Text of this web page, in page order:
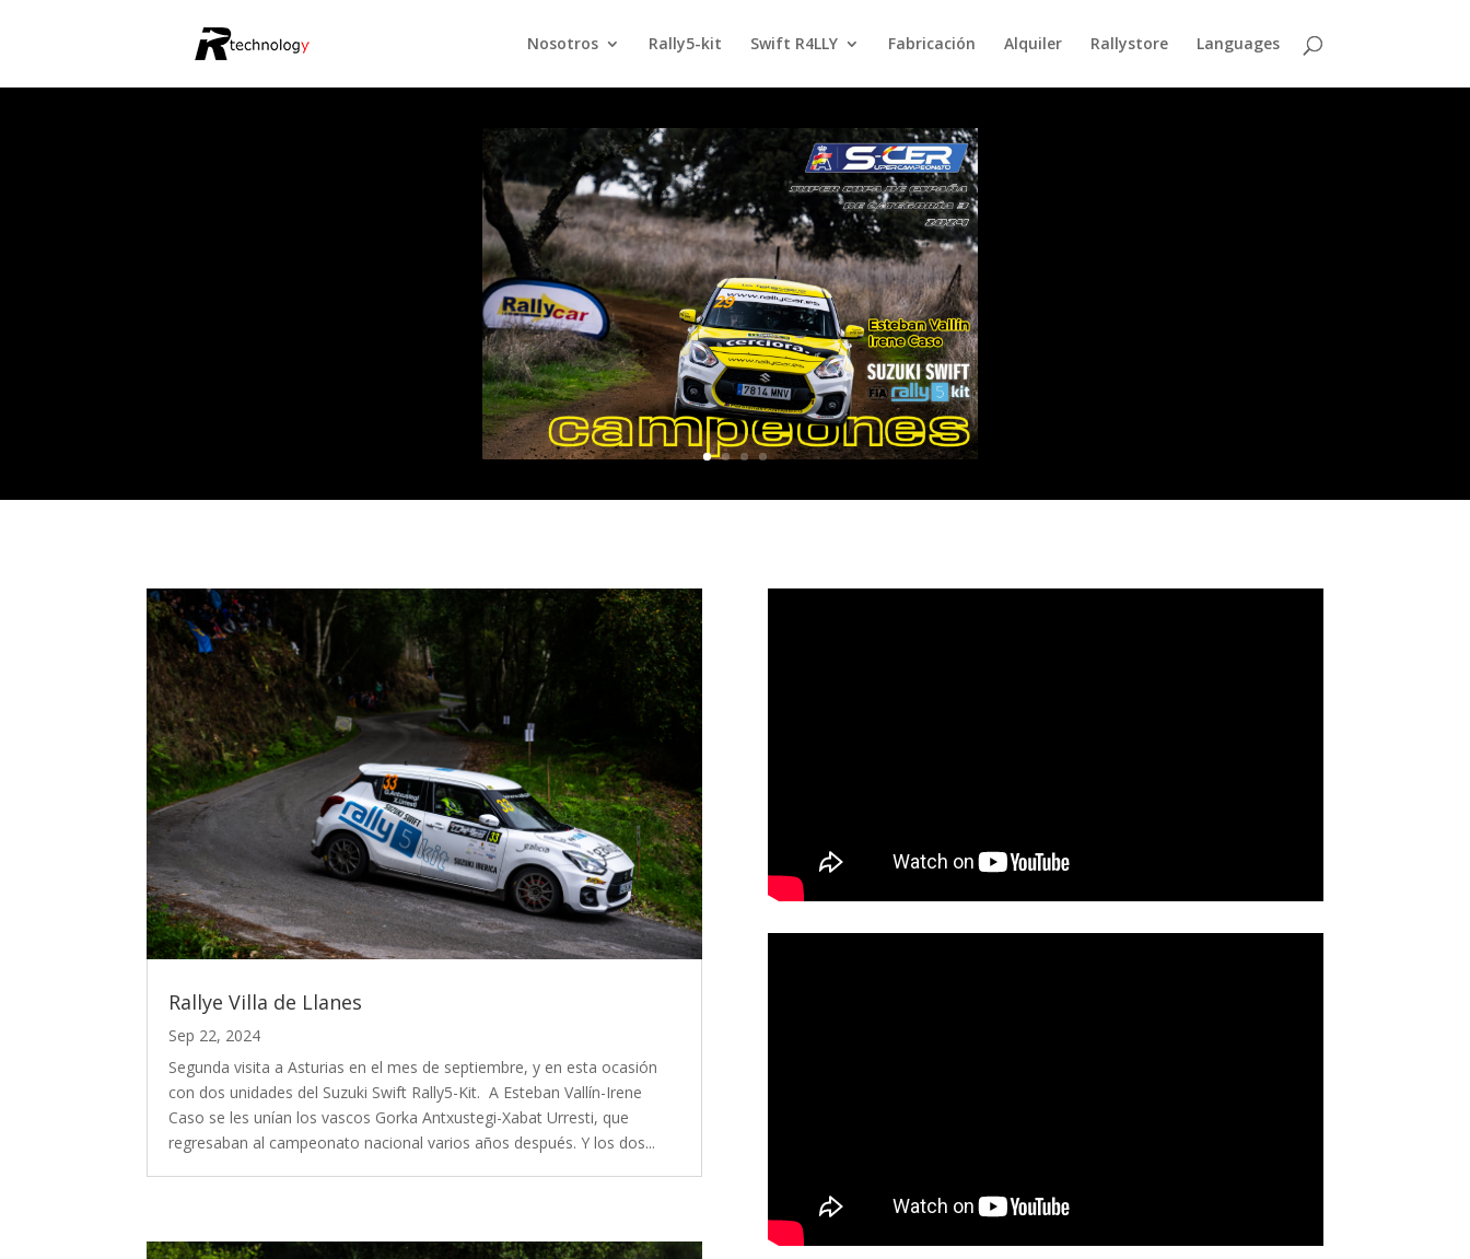
Nosotros Rally5-kit Swift R4LLY Fabricación Alquiler Rallystore Languages
Rallye Villa de Llanes
Sep 22, 2024
Segunda visita a Asturias en el mes de septiembre, y en esta ocasión
con dos unidades del Suzuki Swift Rally5-Kit. A Esteban Vallín-Irene
Caso se les unían los vascos Gorka Antxustegi-Xabat Urresti, que
regresaban al campeonato nacional varios años después. Y los dos...